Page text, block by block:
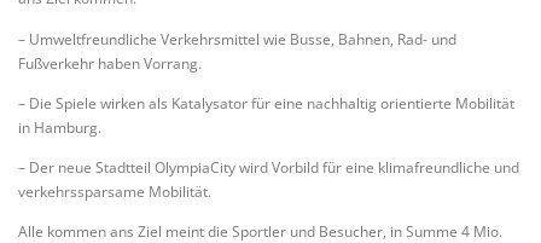
– Umweltfreundliche Verkehrsmittel wie Busse, Bahnen, Rad- und
Fußverkehr haben Vorrang.
– Die Spiele wirken als Katalysator für eine nachhaltig orientierte Mobilität
in Hamburg.
– Der neue Stadtteil OlympiaCity wird Vorbild für eine klimafreundliche und
verkehrssparsame Mobilität.
Alle kommen ans Ziel meint die Sportler und Besucher, in Summe 4 Mio.